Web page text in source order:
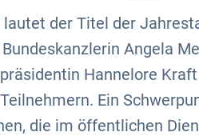
lautet der Titel der
Angela
Hannelore
Ein
die im öffentlichen